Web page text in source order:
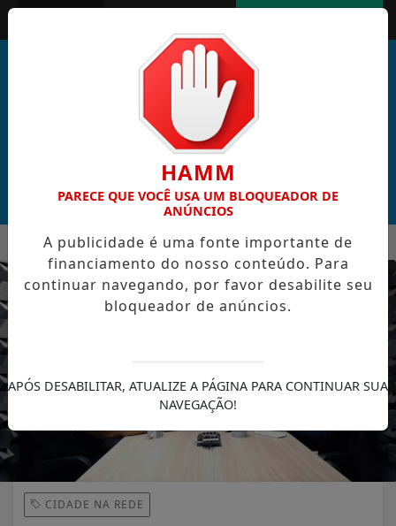
DE CABO VERDE VENCE ELEIÇÃO DO GOL MAIS BONITO
EM ALTA
MENU
CIDADE NA REDE
HAMM
PARECE QUE VOCÊ USA UM BLOQUEADOR DE
ANÚNCIOS
A publicidade é uma fonte importante de
financiamento do nosso conteúdo. Para
continuar navegando, por favor desabilite seu
bloqueador de anúncios.
APÓS DESABILITAR, ATUALIZE A PÁGINA PARA CONTINUAR SUA
NAVEGAÇÃO!